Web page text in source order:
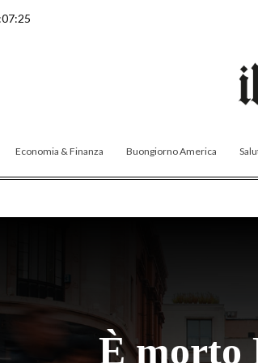
Economia & Finanza Buongiorno America
È morto